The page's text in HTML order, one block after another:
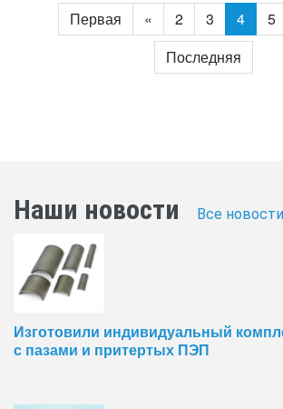
Первая « 2 3 4 5
Последняя
Наши новости Все новости
Изготовили индивидуальный
с пазами и притертых ПЭП